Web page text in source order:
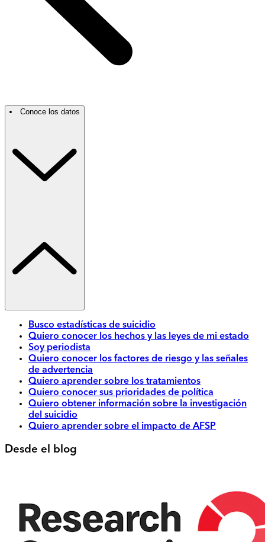
Conoce los datos
Busco estadísticas de suicidio
Quiero conocer los hechos y las leyes de mi estado
Soy periodista
Quiero conocer los factores de riesgo y las señales
de advertencia
Quiero aprender sobre los tratamientos
Quiero conocer sus prioridades de política
Quiero obtener información sobre la investigación
del suicidio
Quiero aprender sobre el impacto de AFSP
Desde el blog